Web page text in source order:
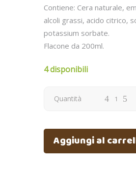
Contiene: Cera naturale,
alcoli grassi, acido citrico,
potassium sorbate.
Flacone da 200ml.
4 disponibili
Quantità
Aggiungi al